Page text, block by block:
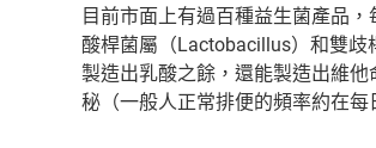
目前市面上有過百種益生菌產品
酸桿菌屬（Lactobacillus）和雙
製造出乳酸之餘，還能製造出維
秘（一般人正常排便的頻率約在每